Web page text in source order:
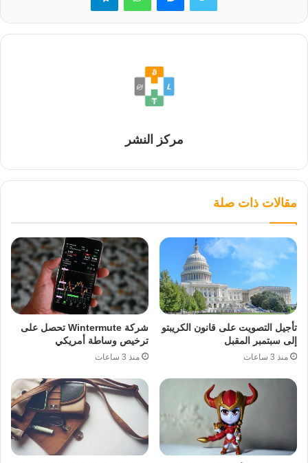
مركز النشر
مقالات ذات صلة
تأجيل التصويت على قانون الكريبتو
إلى سبتمبر المقبل
منذ 3 ساعات
شركة Wintermute تحصل على
ترخيص وساطة أمريكي
منذ 3 ساعات